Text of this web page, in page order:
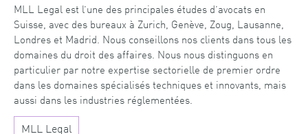
MLL Legal est l’une des principales études d’avocats en
Suisse, avec des bureaux à Zurich, Genève, Zoug, Lausanne,
Londres et Madrid. Nous conseillons nos clients dans tous les
domaines du droit des affaires. Nous nous distinguons en
particulier par notre expertise sectorielle de premier ordre
dans les domaines spécialisés techniques et innovants, mais
aussi dans les industries réglementées.
MLL Legal